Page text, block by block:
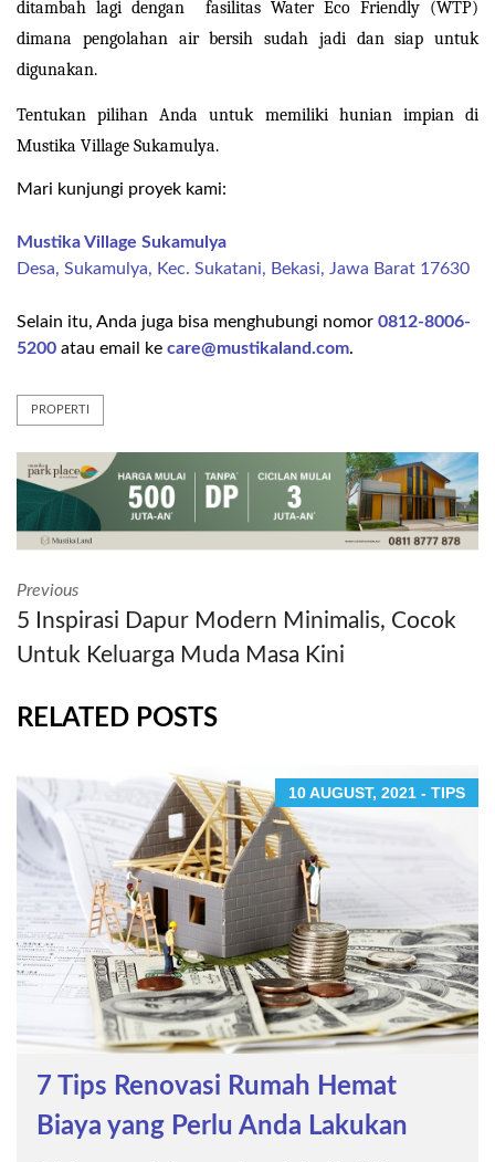
ditambah lagi dengan  fasilitas Water Eco Friendly (WTP)
dimana pengolahan air bersih sudah jadi dan siap untuk
digunakan.
Tentukan pilihan Anda untuk memiliki hunian impian di
Mustika Village Sukamulya.
Mari kunjungi proyek kami:
Mustika Village Sukamulya
Desa, Sukamulya, Kec. Sukatani, Bekasi, Jawa Barat 17630
Selain itu, Anda juga bisa menghubungi nomor 0812-8006-
5200 atau email ke care@mustikaland.com.
PROPERTI
Previous
5 Inspirasi Dapur Modern Minimalis, Cocok
Untuk Keluarga Muda Masa Kini
RELATED POSTS
10 AUGUST, 2021 - TIPS
7 Tips Renovasi Rumah Hemat
Biaya yang Perlu Anda Lakukan